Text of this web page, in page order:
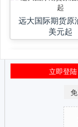
远大国际期货原
美元起
立即登陆